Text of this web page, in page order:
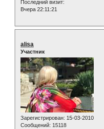
Последний визит:
Вчера 22:11:21
alisa
Участник
Зарегистрирован: 15-03-2010
Сообщений: 15118